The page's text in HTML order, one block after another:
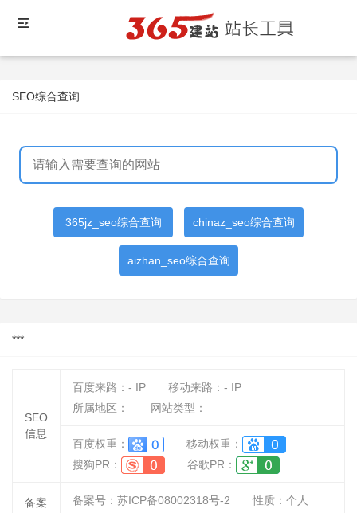
SEO综合查询
365jz_seo综合查询 chinaz_seo综合查询
aizhan_seo综合查询
***
SEO
信息
百度来路： - IP 移动来路： - IP
所属地区：
网站类型：
百度权重：
移动权重：
搜狗PR：
谷歌PR：
备案
备案号：苏ICP备08002318号-2 性质： 个人